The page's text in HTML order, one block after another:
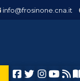
info@frosinone.cna.it